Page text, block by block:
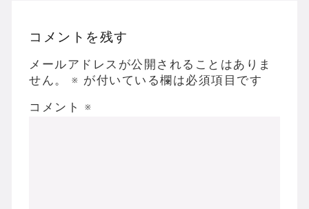
Powered by livedoor 相互RSS
コメントを残す
メールアドレスが公開されることはありま
せん。
※ が付いている欄は必須項目です
コメント ※